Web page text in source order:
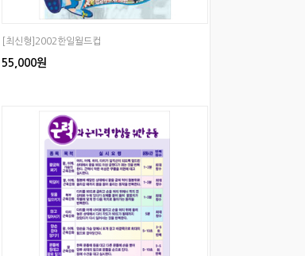
[최신형]2002한일월드컵
55,000원